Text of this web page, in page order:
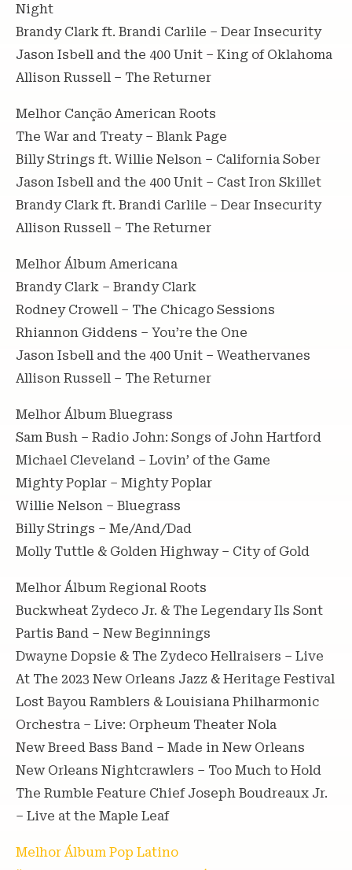
Night
Brandy Clark ft. Brandi Carlile – Dear Insecurity
Jason Isbell and the 400 Unit – King of Oklahoma
Allison Russell – The Returner
Melhor Canção American Roots
The War and Treaty – Blank Page
Billy Strings ft. Willie Nelson – California Sober
Jason Isbell and the 400 Unit – Cast Iron Skillet
Brandy Clark ft. Brandi Carlile – Dear Insecurity
Allison Russell – The Returner
Melhor Álbum Americana
Brandy Clark – Brandy Clark
Rodney Crowell – The Chicago Sessions
Rhiannon Giddens – You’re the One
Jason Isbell and the 400 Unit – Weathervanes
Allison Russell – The Returner
Melhor Álbum Bluegrass
Sam Bush – Radio John: Songs of John Hartford
Michael Cleveland – Lovin’ of the Game
Mighty Poplar – Mighty Poplar
Willie Nelson – Bluegrass
Billy Strings – Me/And/Dad
Molly Tuttle & Golden Highway – City of Gold
Melhor Álbum Regional Roots
Buckwheat Zydeco Jr. & The Legendary Ils Sont
Partis Band – New Beginnings
Dwayne Dopsie & The Zydeco Hellraisers – Live
At The 2023 New Orleans Jazz & Heritage Festival
Lost Bayou Ramblers & Louisiana Philharmonic
Orchestra – Live: Orpheum Theater Nola
New Breed Bass Band – Made in New Orleans
New Orleans Nightcrawlers – Too Much to Hold
The Rumble Feature Chief Joseph Boudreaux Jr.
– Live at the Maple Leaf
Melhor Álbum Pop Latino